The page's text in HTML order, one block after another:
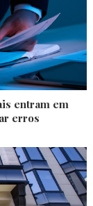
entram em
erros